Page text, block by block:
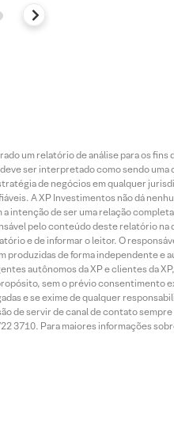
um relatório de análise para os
ser interpretado como sendo
de negócios em qualquer
A XP Investimentos não dá
de ser uma relação
pelo conteúdo deste relatório na
e de informar o leitor. O
de forma independente e
autônomos da XP e clientes da
sem o prévio consentimento
e se exime de qualquer
de servir de canal de contato
3710. Para maiores informações